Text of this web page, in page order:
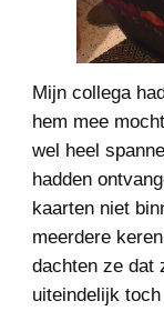
Mijn collega
hem mee
wel heel
hadden
kaarten niet
meerdere
dachten ze dat
uiteindelijk